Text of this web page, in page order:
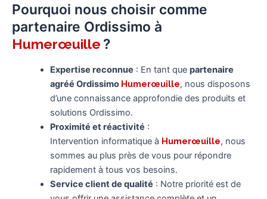
Pourquoi nous choisir comme
partenaire Ordissimo à
Humerœuille ?
Expertise reconnue : En tant que partenaire
agréé Ordissimo Humerœuille, nous disposons
d’une connaissance approfondie des produits et
solutions Ordissimo.
Proximité et réactivité :
Intervention informatique à Humerœuille, nous
sommes au plus près de vous pour répondre
rapidement à tous vos besoins.
Service client de qualité : Notre priorité est de